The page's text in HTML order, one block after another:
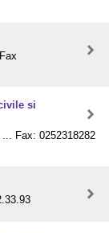
si
Fax: 0252318282